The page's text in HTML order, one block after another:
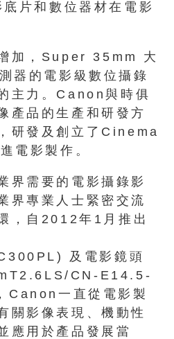
片和數位器材在電影
加，Super 35mm 大
器的電影級數位攝錄
主力。Canon與時俱
產品的生產和研發方
研發及創立了Cinema
電影製作。
界需要的電影攝錄影
界專業人士緊密交流
，自2012年1月推出
及電影鏡頭
CN-E14.5-
一直從電影製
關影像表現、機動性
應用於產品發展當